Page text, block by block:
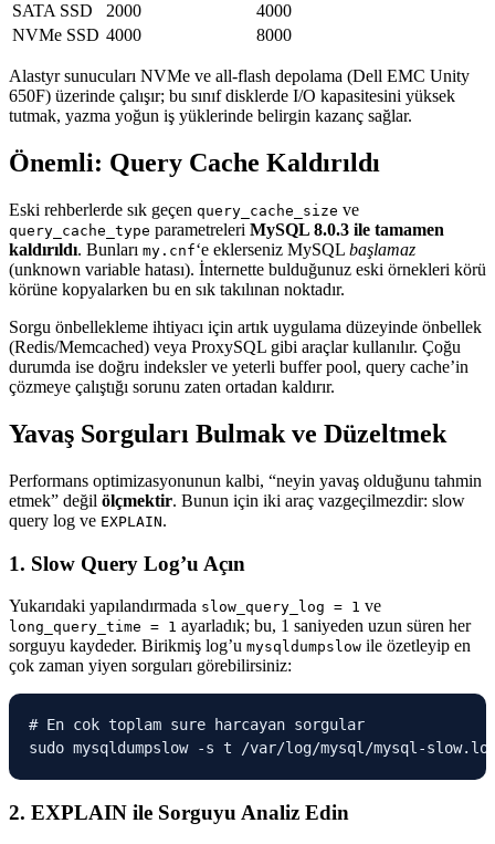
SATA SSD
2000
4000
NVMe SSD 4000 8000
Alastyr sunucuları NVMe ve all-flash depolama (Dell EMC Unity
650F) üzerinde çalışır; bu sınıf disklerde I/O kapasitesini yüksek
tutmak, yazma yoğun iş yüklerinde belirgin kazanç sağlar.
Önemli: Query Cache Kaldırıldı
Eski rehberlerde sık geçen query_cache_size ve
query_cache_type parametreleri MySQL 8.0.3 ile tamamen
kaldırıldı. Bunları my.cnf‘e eklerseniz MySQL başlamaz
(unknown variable hatası). İnternette bulduğunuz eski örnekleri körü
körüne kopyalarken bu en sık takılınan noktadır.
Sorgu önbellekleme ihtiyacı için artık uygulama düzeyinde önbellek
(Redis/Memcached) veya ProxySQL gibi araçlar kullanılır. Çoğu
durumda ise doğru indeksler ve yeterli buffer pool, query cache’in
çözmeye çalıştığı sorunu zaten ortadan kaldırır.
Yavaş Sorguları Bulmak ve Düzeltmek
Performans optimizasyonunun kalbi, “neyin yavaş olduğunu tahmin
etmek” değil ölçmektir. Bunun için iki araç vazgeçilmezdir: slow
query log ve EXPLAIN.
1. Slow Query Log’u Açın
Yukarıdaki yapılandırmada slow_query_log = 1 ve
long_query_time = 1 ayarladık; bu, 1 saniyeden uzun süren her
sorguyu kaydeder. Birikmiş log’u mysqldumpslow ile özetleyip en
çok zaman yiyen sorguları görebilirsiniz:
# En cok toplam sure harcayan sorgular
sudo mysqldumpslow -s t /var/log/mysql/mysql-
2. EXPLAIN ile Sorguyu Analiz Edin